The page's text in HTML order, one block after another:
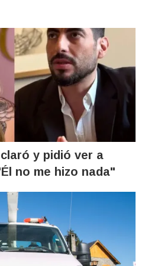
y pidió ver a
no me hizo nada"